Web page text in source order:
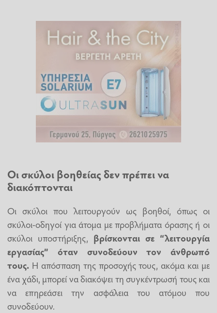
Οι σκύλοι βοηθείας δεν πρέπει να
διακόπτονται
Οι σκύλοι που λειτουργούν ως βοηθοί, όπως οι
σκύλοι-οδηγοί για άτομα με προβλήματα όρασης ή οι
σκύλοι υποστήριξης, βρίσκονται σε “λειτουργία
εργασίας” όταν συνοδεύουν τον άνθρωπό
τους. Η απόσπαση της προσοχής τους, ακόμα και με
ένα χάδι, μπορεί να διακόψει τη συγκέντρωσή τους και
να επηρεάσει την ασφάλεια του ατόμου που
συνοδεύουν.